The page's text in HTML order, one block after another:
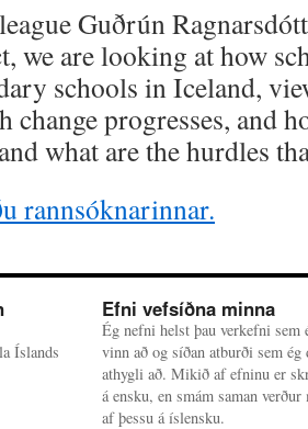
Guðrún
we are looking at how
schools in Iceland,
change progresses, and
what are the hurdles
rannsóknarinnar.
Íslands
Efni vefsíðna minna
Ég nefni helst þau verkefni sem
vinn að og síðan atburði sem ég
athygli að. Mikið af efninu er
á ensku, en smám saman verður
af þessu á íslensku.